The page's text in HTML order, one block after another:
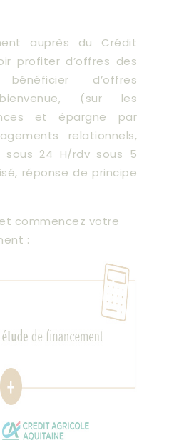
auprès du Crédit
profiter d’offres des
d’offres
(sur les
et épargne par
relationnels,
sous 24 H/rdv sous 5
réponse de principe
commencez votre
: